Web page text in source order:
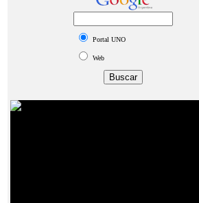
Portal UNO
Web